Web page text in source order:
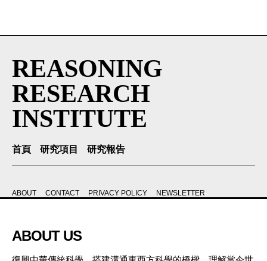
REASONING
RESEARCH
INSTITUTE
首頁 研究項目 研究報告
ABOUT CONTACT PRIVACY POLICY NEWSLETTER
ABOUT US